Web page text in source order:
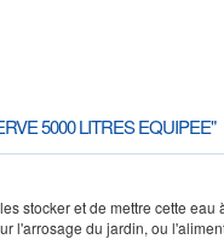
5000 LITRES EQUIPEE"
stocker et de mettre cette
l'arrosage du jardin, ou